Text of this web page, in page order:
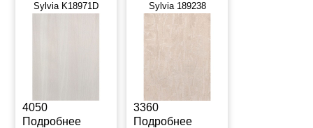
Sylvia K18971D
4050
Подробнее
Sylvia 189238
3360
Подробнее